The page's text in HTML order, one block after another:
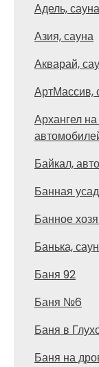
Адель, сауна
Азия, сауна
Акварай,
АртМассив,
Архангел
Байкал,
Банная
Банное
Банька,
Баня 92
Баня №6
Баня в
Баня на